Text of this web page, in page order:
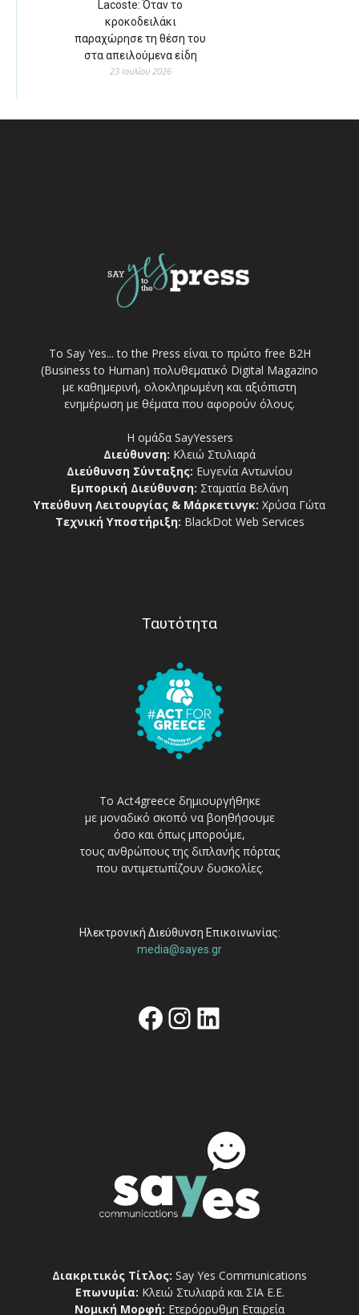
Lacoste: Όταν το
κροκοδειλάκι
παραχώρησε τη θέση του
στα απειλούμενα είδη
23 Ιουλίου 2026
Το Say Yes... to the Press είναι το πρώτο free Β2Η
(Business to Human) πολυθεματικό Digital Magazino
με καθημερινή, ολοκληρωμένη και αξιόπιστη
ενημέρωση με θέματα που αφορούν όλους.
Η ομάδα SayYessers
Διεύθυνση: Κλειώ Στυλιαρά
Διεύθυνση Σύνταξης: Ευγενία Αντωνίου
Εμπορική Διεύθυνση: Σταματία Βελάνη
Υπεύθυνη Λειτουργίας & Μάρκετινγκ: Χρύσα Γώτα
Τεχνική Υποστήριξη: BlackDot Web Services
Ταυτότητα
Το Act4greece δημιουργήθηκε
με μοναδικό σκοπό να βοηθήσουμε
όσο και όπως μπορούμε,
τους ανθρώπους της διπλανής πόρτας
που αντιμετωπίζουν δυσκολίες.
Ηλεκτρονική Διεύθυνση Επικοινωνίας:
media@sayes.gr
Facebook
Instagram
Linkedin
Διακριτικός Τίτλος: Say Yes Communications
Επωνυμία: Κλειώ Στυλιαρά και ΣΙΑ Ε.Ε.
Νομική Μορφή: Ετερόρρυθμη Εταιρεία